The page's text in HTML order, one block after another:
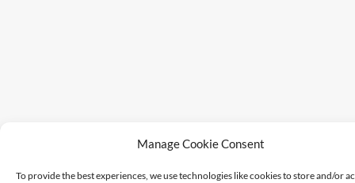
Manage Cookie Consent
To provide the best experiences, we use technologies like cookies to store and/or